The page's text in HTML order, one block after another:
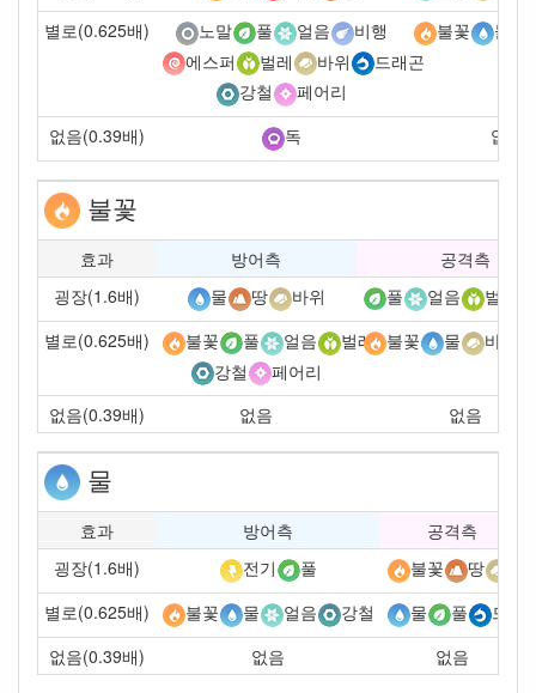
별로(0.625배)
노말 풀 얼음
비행
에스퍼
벌레 바위
드래곤
강철
페어리
불꽃 물
없음(0.39배) 독 없음
불꽃
효과 방어측
공격측
굉장(1.6배)
물 땅 바위 풀 얼음
벌레
별로(0.625배)
불꽃 풀 얼음
벌레
강철
페어리
불꽃 물 바위
없음(0.39배) 없음 없음
물
효과 방어측
공격측
굉장(1.6배)
전기 풀 불꽃 땅
별로(0.625배)
불꽃 물 얼음 강철 물 풀
드래
없음(0.39배)
없음 없음